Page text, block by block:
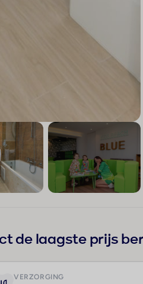
de laagste prijs
VERZORGING